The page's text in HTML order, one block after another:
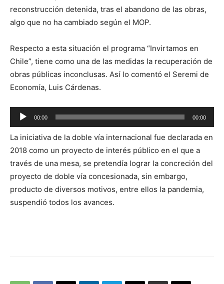
reconstrucción detenida, tras el abandono de las obras,
algo que no ha cambiado según el MOP.
Respecto a esta situación el programa “Invirtamos en
Chile”, tiene como una de las medidas la recuperación de
obras públicas inconclusas. Así lo comentó el Seremi de
Economía, Luis Cárdenas.
Reproductor
de
audio
00:00 00:00
La iniciativa de la doble vía internacional fue declarada en
2018 como un proyecto de interés público en el que a
través de una mesa, se pretendía lograr la concreción del
proyecto de doble vía concesionada, sin embargo,
producto de diversos motivos, entre ellos la pandemia,
suspendió todos los avances.